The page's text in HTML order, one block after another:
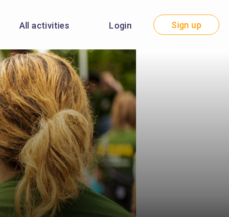
All activities Login Sign up